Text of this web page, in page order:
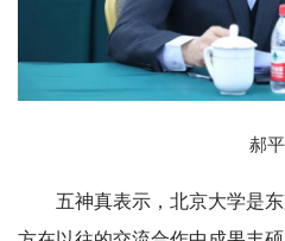
郝
五神真表示，北京大学是